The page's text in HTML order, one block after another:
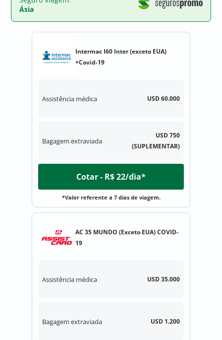
Ásia
Intermac I60 Inter (exceto EUA)
+Covid-19
Assistência médica USD 60.000
Bagagem extraviada
USD 750
(SUPLEMENTAR)
Cotar - R$ 22/dia*
*Valor referente a 7 dias de viagem.
AC 35 MUNDO (Exceto EUA) COVID-
19
Assistência médica USD 35.000
Bagagem extraviada USD 1.200